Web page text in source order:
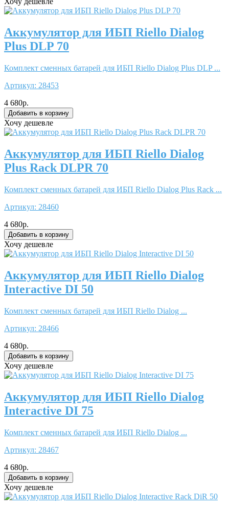
Аккумулятор для ИБП Riello Dialog
Plus DLP 70
Комплект сменных батарей для ИБП Riello Dialog Plus DLP ...
Артикул: 28453
4 680р.
Хочу дешевле
Аккумулятор для ИБП Riello Dialog
Plus Rack DLPR 70
Комплект сменных батарей для ИБП Riello Dialog Plus Rack ...
Артикул: 28460
4 680р.
Хочу дешевле
Аккумулятор для ИБП Riello Dialog
Interactive DI 50
Комплект сменных батарей для ИБП Riello Dialog ...
Артикул: 28466
4 680р.
Хочу дешевле
Аккумулятор для ИБП Riello Dialog
Interactive DI 75
Комплект сменных батарей для ИБП Riello Dialog ...
Артикул: 28467
4 680р.
Хочу дешевле